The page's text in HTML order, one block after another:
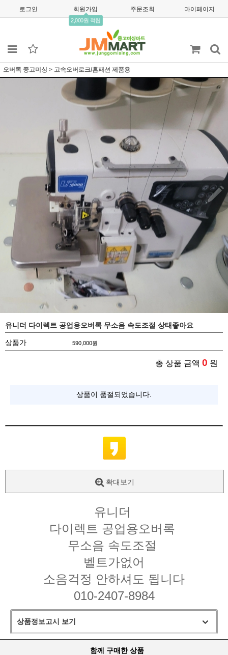
로그인 회원가입
2,000원 적립
주문조회 마이페이지
오버록 중고미싱 > 고속오버로크/홈패션 제품용
유니더 다이렉트 공업용오버록 무소음 속도조절 상태좋아요
상품가 590,000원
총 상품 금액 0 원
상품이 품절되었습니다.
확대보기
유니더
다이렉트 공업용오버록
무소음 속도조절
벨트가없어
소음걱정 안하셔도 됩니다
010-2407-8984
상품정보고시 보기
함께 구매한 상품